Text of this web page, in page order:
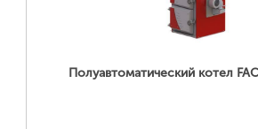
Полуавтоматический котел